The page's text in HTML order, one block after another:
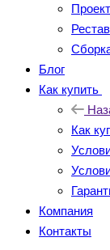
Блог
Как купить
Как
Компания
Контакты